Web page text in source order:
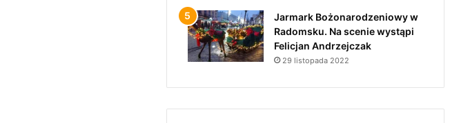
Jarmark Bożonarodzeniowy w
Radomsku. Na scenie wystąpi
Felicjan Andrzejczak
29 listopada 2022